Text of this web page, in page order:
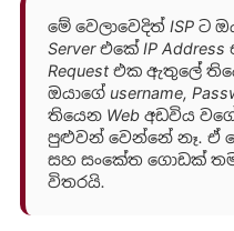
මේ වෙලාවෙදිත් ISP ට
Server එකේ IP
Request එක ඇතුලේ
ඔයාගේ username,
තියෙන Web අඩවිය
පුළුවන් වෙන්නේ නෑ. ඒ
සහ සංකේත ගොඩක්
විතරයි.